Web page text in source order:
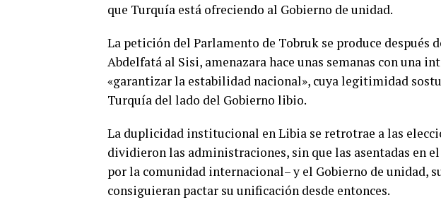
que Turquía está ofreciendo al Gobierno de unidad.
La petición del Parlamento de Tobruk se produce después
Abdelfatá al Sisi, amenazara hace unas semanas con una
«garantizar la estabilidad nacional», cuya legitimidad
Turquía del lado del Gobierno libio.
La duplicidad institucional en Libia se retrotrae a las
dividieron las administraciones, sin que las asentadas en
por la comunidad internacional– y el Gobierno de unidad,
consiguieran pactar su unificación desde entonces.